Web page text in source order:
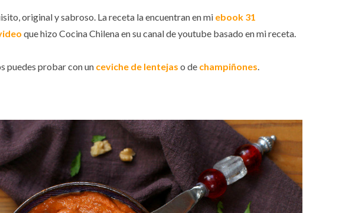
original y sabroso. La receta la encuentran en mi ebook 31
que hizo Cocina Chilena en su canal de youtube basado en mi receta.
puedes probar con un ceviche de lentejas o de champiñones.